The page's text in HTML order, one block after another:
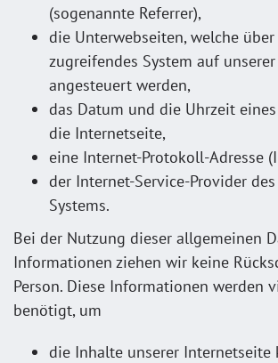
(sogenannte Referrer),
die Unterwebseiten, welche
zugreifendes System auf
angesteuert werden,
das Datum und die Uhrzeit
die Internetseite,
eine Internet-Protokoll-Adresse
der Internet-Service-Provider
Systems.
Bei der Nutzung dieser allgemeinen
Informationen ziehen wir keine
Person. Diese Informationen werden
benötigt, um
die Inhalte unserer Internetseite